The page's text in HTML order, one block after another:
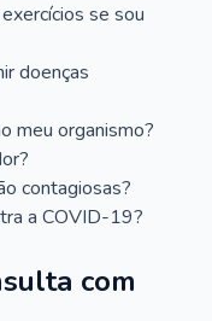
se sou
doenças
meu organismo?
contagiosas?
a COVID-19?
com